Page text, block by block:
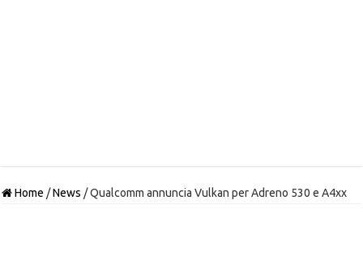
Home /News /Qualcomm annuncia Vulkan per Adreno 530 e A4xx